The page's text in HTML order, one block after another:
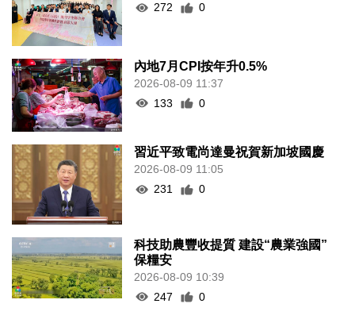
272
0
內地7月CPI按年升0.5%
2026-08-09 11:37
133
0
習近平致電尚達曼祝賀新加坡國慶
2026-08-09 11:05
231
0
科技助農豐收提質 建設“農業強國”
保糧安
2026-08-09 10:39
247
0